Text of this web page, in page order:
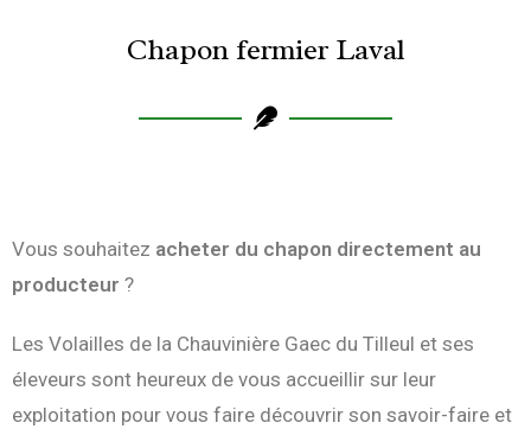
Chapon fermier Laval
Vous souhaitez acheter du chapon directement au
producteur ?
Les Volailles de la Chauvinière Gaec du Tilleul et ses
éleveurs sont heureux de vous accueillir sur leur
exploitation pour vous faire découvrir son savoir-faire et